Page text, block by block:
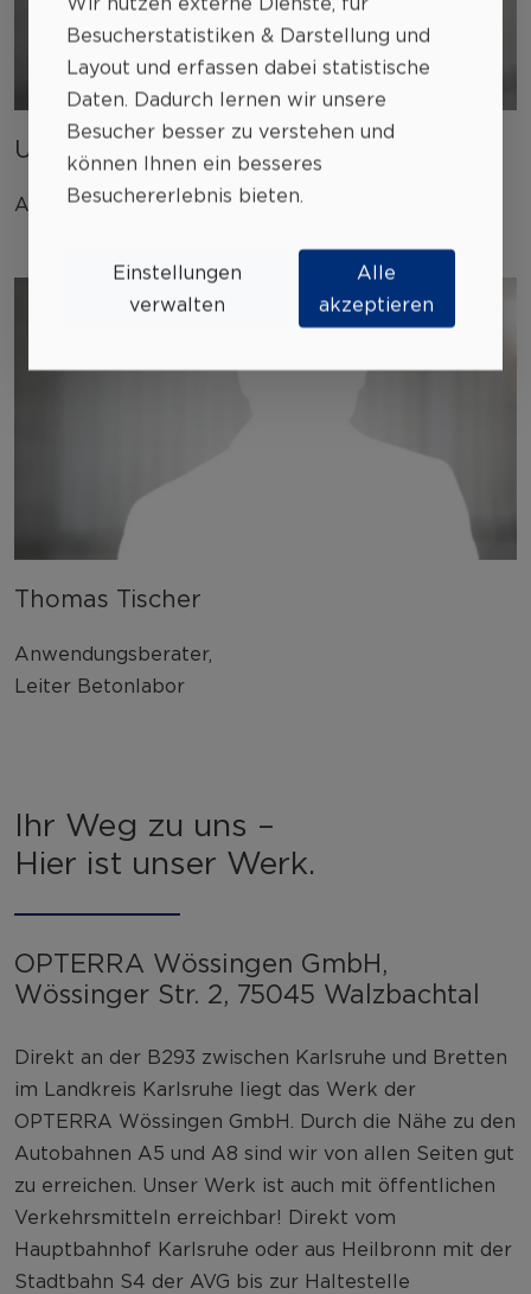
Uwe Rapp
Anwendungsberater
Thomas Tischer
Anwendungsberater,
Leiter Betonlabor
Ihr Weg zu uns –
Hier ist unser Werk.
OPTERRA Wössingen GmbH,
Wössinger Str. 2, 75045 Walzbachtal
Direkt an der B293 zwischen Karlsruhe und Bretten
im Landkreis Karlsruhe liegt das Werk der
OPTERRA Wössingen GmbH. Durch die Nähe zu den
Autobahnen A5 und A8 sind wir von allen Seiten gut
zu erreichen. Unser Werk ist auch mit öffentlichen
Verkehrsmitteln erreichbar! Direkt vom
Hauptbahnhof Karlsruhe oder aus Heilbronn mit der
Stadtbahn S4 der AVG bis zur Haltestelle
Besucherstatistiken & Darstellung und
Layout und erfassen dabei statistische
Daten. Dadurch lernen wir unsere
Besucher besser zu verstehen und
können Ihnen ein besseres
Besuchererlebnis bieten.
Einstellungen
verwalten
Alle
akzeptieren